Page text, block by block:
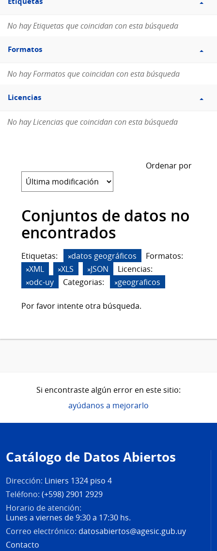
Etiquetas
No hay Etiquetas que coincidan con esta búsqueda
Filtro
Formatos
Formatos
No hay Formatos que coincidan con esta búsqueda
Filtro
Licencias
Licencias
No hay Licencias que coincidan con esta búsqueda
Ordenar por
Conjuntos de datos no
encontrados
Etiquetas: datos geográficos
Formatos:
XML
XLS JSON
Licencias:
odc-uy
Categorias: geograficos
Por favor intente otra búsqueda.
Si encontraste algún error en este sitio:
ayúdanos a mejorarlo
de
página
Catálogo de Datos Abiertos
Dirección: Liniers 1324 piso 4
Teléfono: (+598) 2901 2929
Horario de atención:
Lunes a viernes de 9:30 a 17:30 hs.
Correo electrónico: datosabiertos@agesic.gub.uy
Contacto